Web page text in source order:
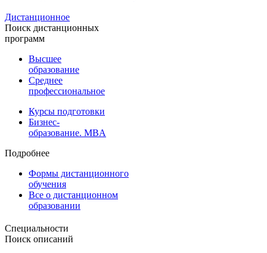
Дистанционное
Поиск дистанционных
программ
Высшее
образование
Среднее
профессиональное
Курсы подготовки
Бизнес-
образование. MBA
Подробнее
Формы дистанционного
обучения
Все о дистанционном
образовании
Специальности
Поиск описаний